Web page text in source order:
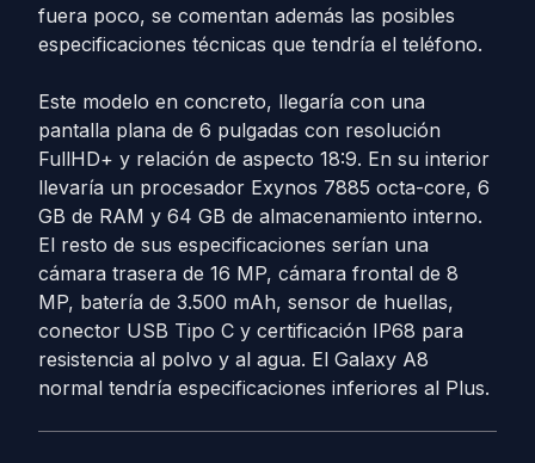
fuera poco, se comentan además las posibles
especificaciones técnicas que tendría el teléfono.
Este modelo en concreto, llegaría con una
pantalla plana de 6 pulgadas con resolución
FullHD+ y relación de aspecto 18:9. En su interior
llevaría un procesador Exynos 7885 octa-core, 6
GB de RAM y 64 GB de almacenamiento interno.
El resto de sus especificaciones serían una
cámara trasera de 16 MP, cámara frontal de 8
MP, batería de 3.500 mAh, sensor de huellas,
conector USB Tipo C y certificación IP68 para
resistencia al polvo y al agua. El Galaxy A8
normal tendría especificaciones inferiores al Plus.